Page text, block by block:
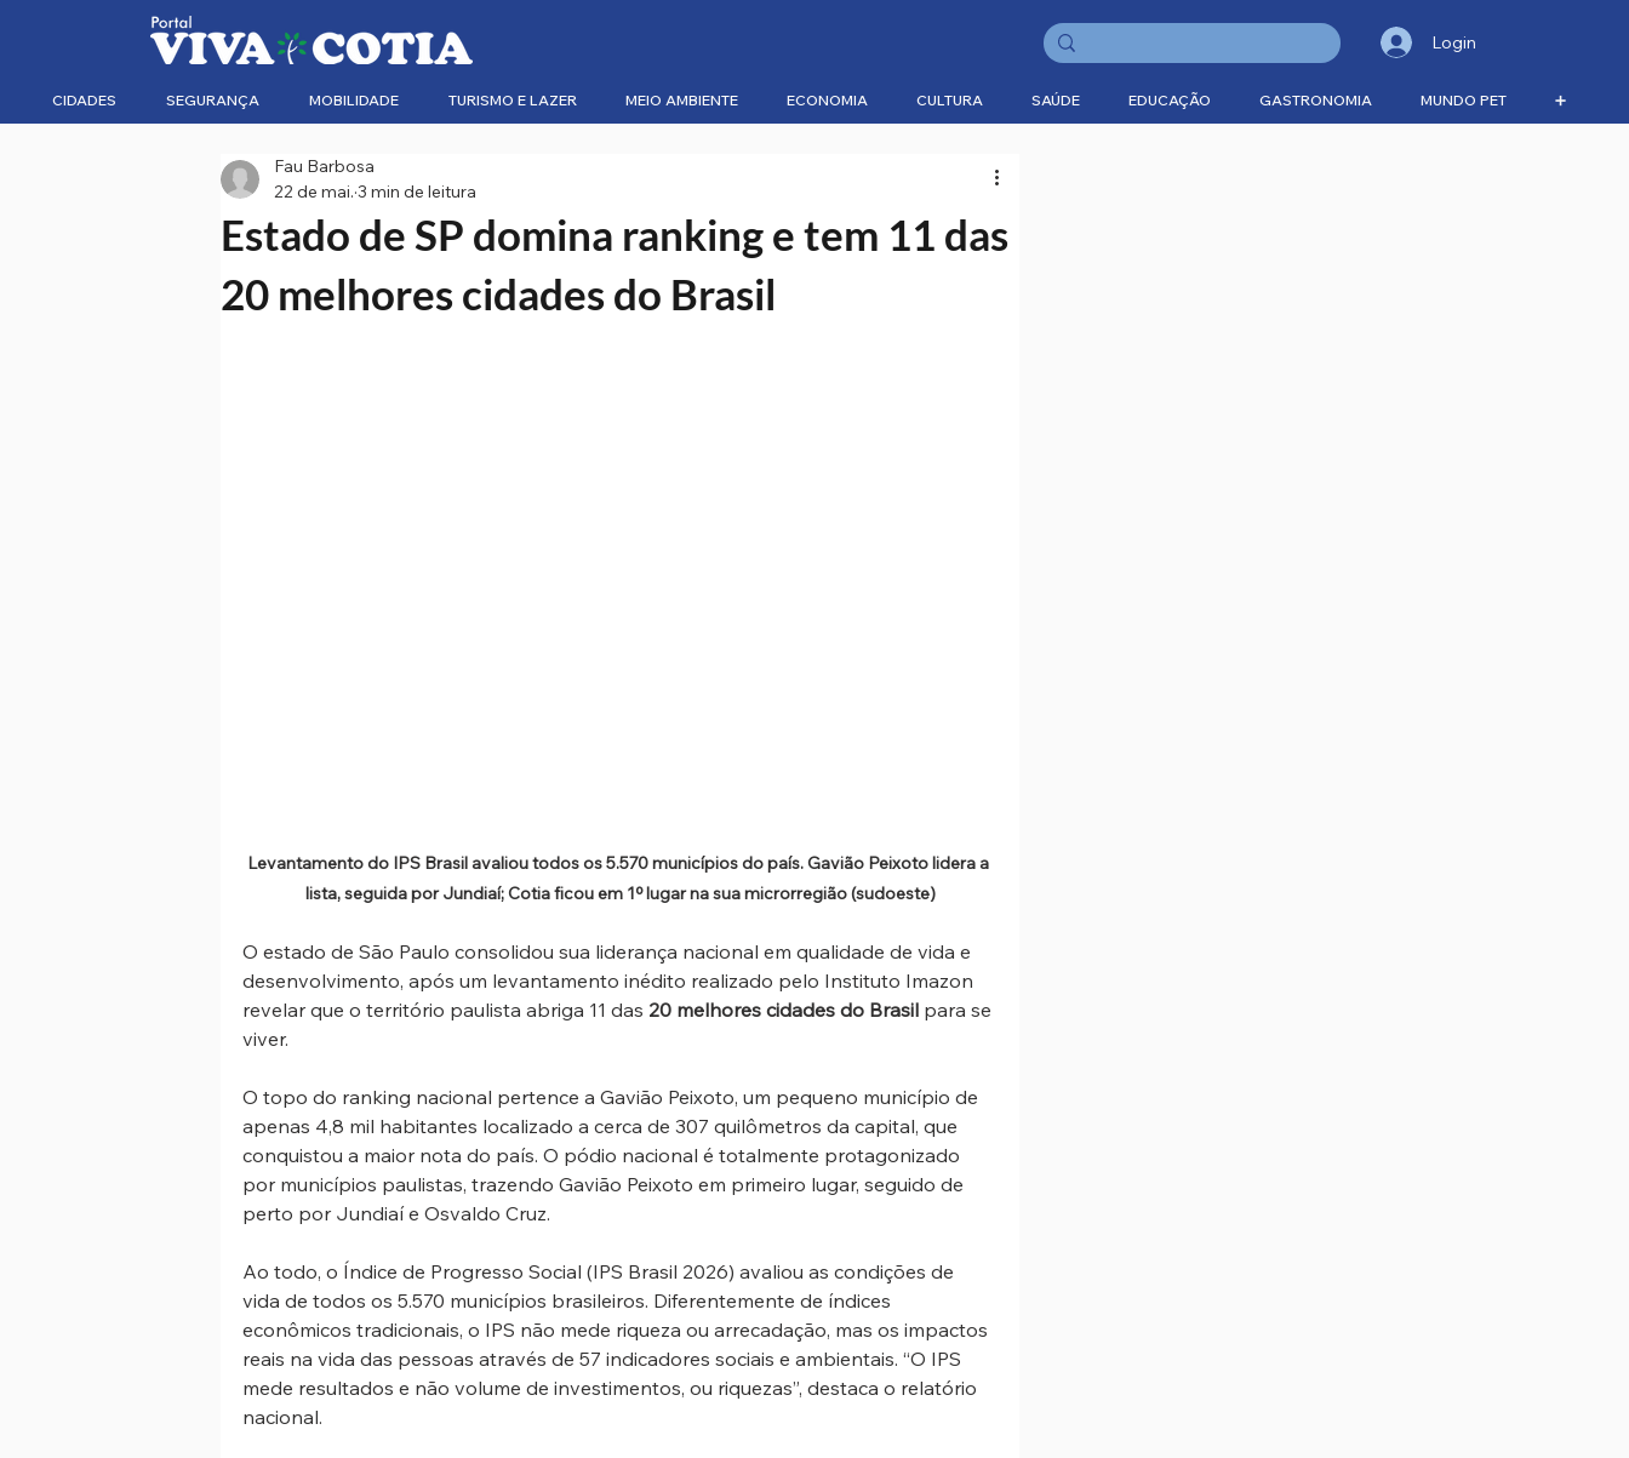
Login
CIDADES SEGURANÇA MOBILIDADE TURISMO E LAZER MEIO AMBIENTE ECONOMIA CULTURA SAÚDE EDUCAÇÃO GASTRONOMIA MUNDO PET ➕
Estado de SP domina ranking e tem 11 das
20 melhores cidades do Brasil
Fau Barbosa
22 de mai. 3 min de leitura
Levantamento do IPS Brasil avaliou todos os 5.570 municípios do país. Gavião Peixoto lidera a
lista, seguida por Jundiaí; Cotia ficou em 1º lugar na sua microrregião (sudoeste)
O estado de São Paulo consolidou sua liderança nacional em qualidade de vida e
desenvolvimento, após um levantamento inédito realizado pelo Instituto Imazon
revelar que o território paulista abriga 11 das 20 melhores cidades do Brasil para se
viver.
O topo do ranking nacional pertence a Gavião Peixoto, um pequeno município de
apenas 4,8 mil habitantes localizado a cerca de 307 quilômetros da capital, que
conquistou a maior nota do país. O pódio nacional é totalmente protagonizado
por municípios paulistas, trazendo Gavião Peixoto em primeiro lugar, seguido de
perto por Jundiaí e Osvaldo Cruz.
Ao todo, o Índice de Progresso Social (IPS Brasil 2026) avaliou as condições de
vida de todos os 5.570 municípios brasileiros. Diferentemente de índices
econômicos tradicionais, o IPS não mede riqueza ou arrecadação, mas os impactos
reais na vida das pessoas através de 57 indicadores sociais e ambientais. “O IPS
mede resultados e não volume de investimentos, ou riquezas”, destaca o relatório
nacional.